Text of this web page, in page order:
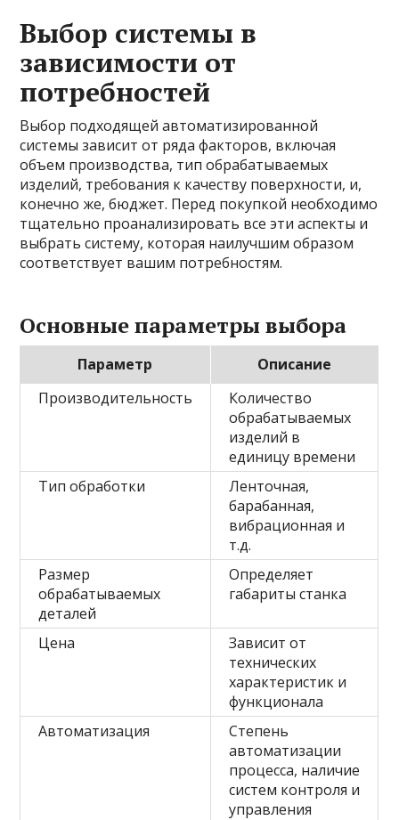
Выбор системы в
зависимости от
потребностей
Выбор подходящей автоматизированной
системы зависит от ряда факторов, включая
объем производства, тип обрабатываемых
изделий, требования к качеству поверхности, и,
конечно же, бюджет. Перед покупкой необходимо
тщательно проанализировать все эти аспекты и
выбрать систему, которая наилучшим образом
соответствует вашим потребностям.
Основные параметры выбора
Параметр
Описание
Производительность
Количество
обрабатываемых
изделий в
единицу времени
Тип обработки
Ленточная,
барабанная,
вибрационная и
т.д.
Размер
обрабатываемых
деталей
Определяет
габариты станка
Цена
Зависит от
технических
характеристик и
функционала
Автоматизация
Степень
автоматизации
процесса, наличие
систем контроля и
управления